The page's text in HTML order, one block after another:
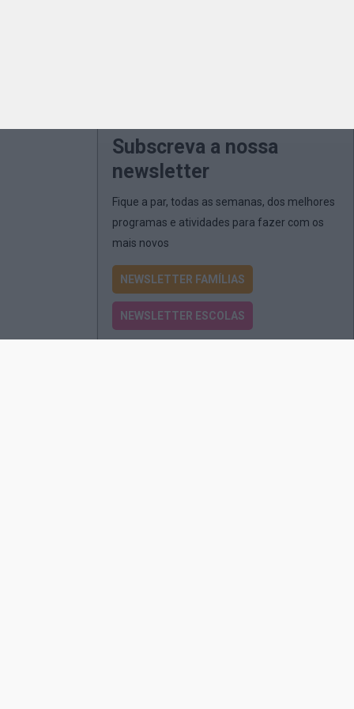
Subscreva a nossa
newsletter
Fique a par, todas as semanas, dos melhores
programas e atividades para fazer com os
mais novos
NEWSLETTER FAMÍLIAS
NEWSLETTER ESCOLAS